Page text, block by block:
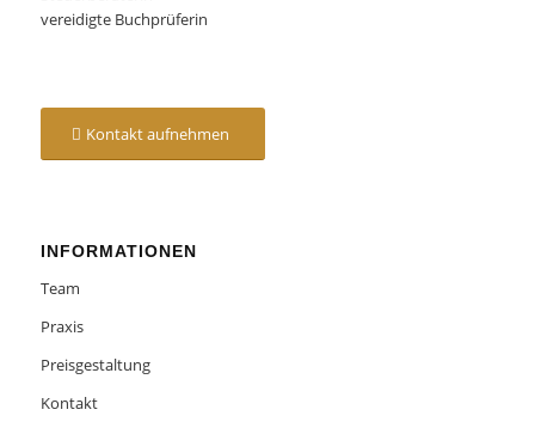
vereidigte Buchprüferin
Kontakt aufnehmen
INFORMATIONEN
Team
Praxis
Preisgestaltung
Kontakt